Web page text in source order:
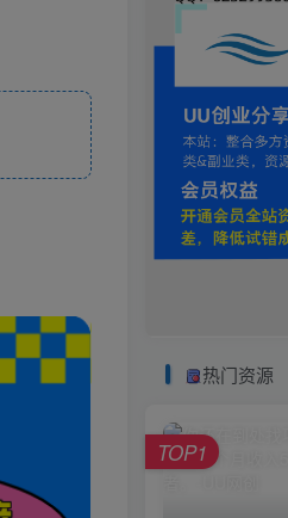
热门资源
TOP1